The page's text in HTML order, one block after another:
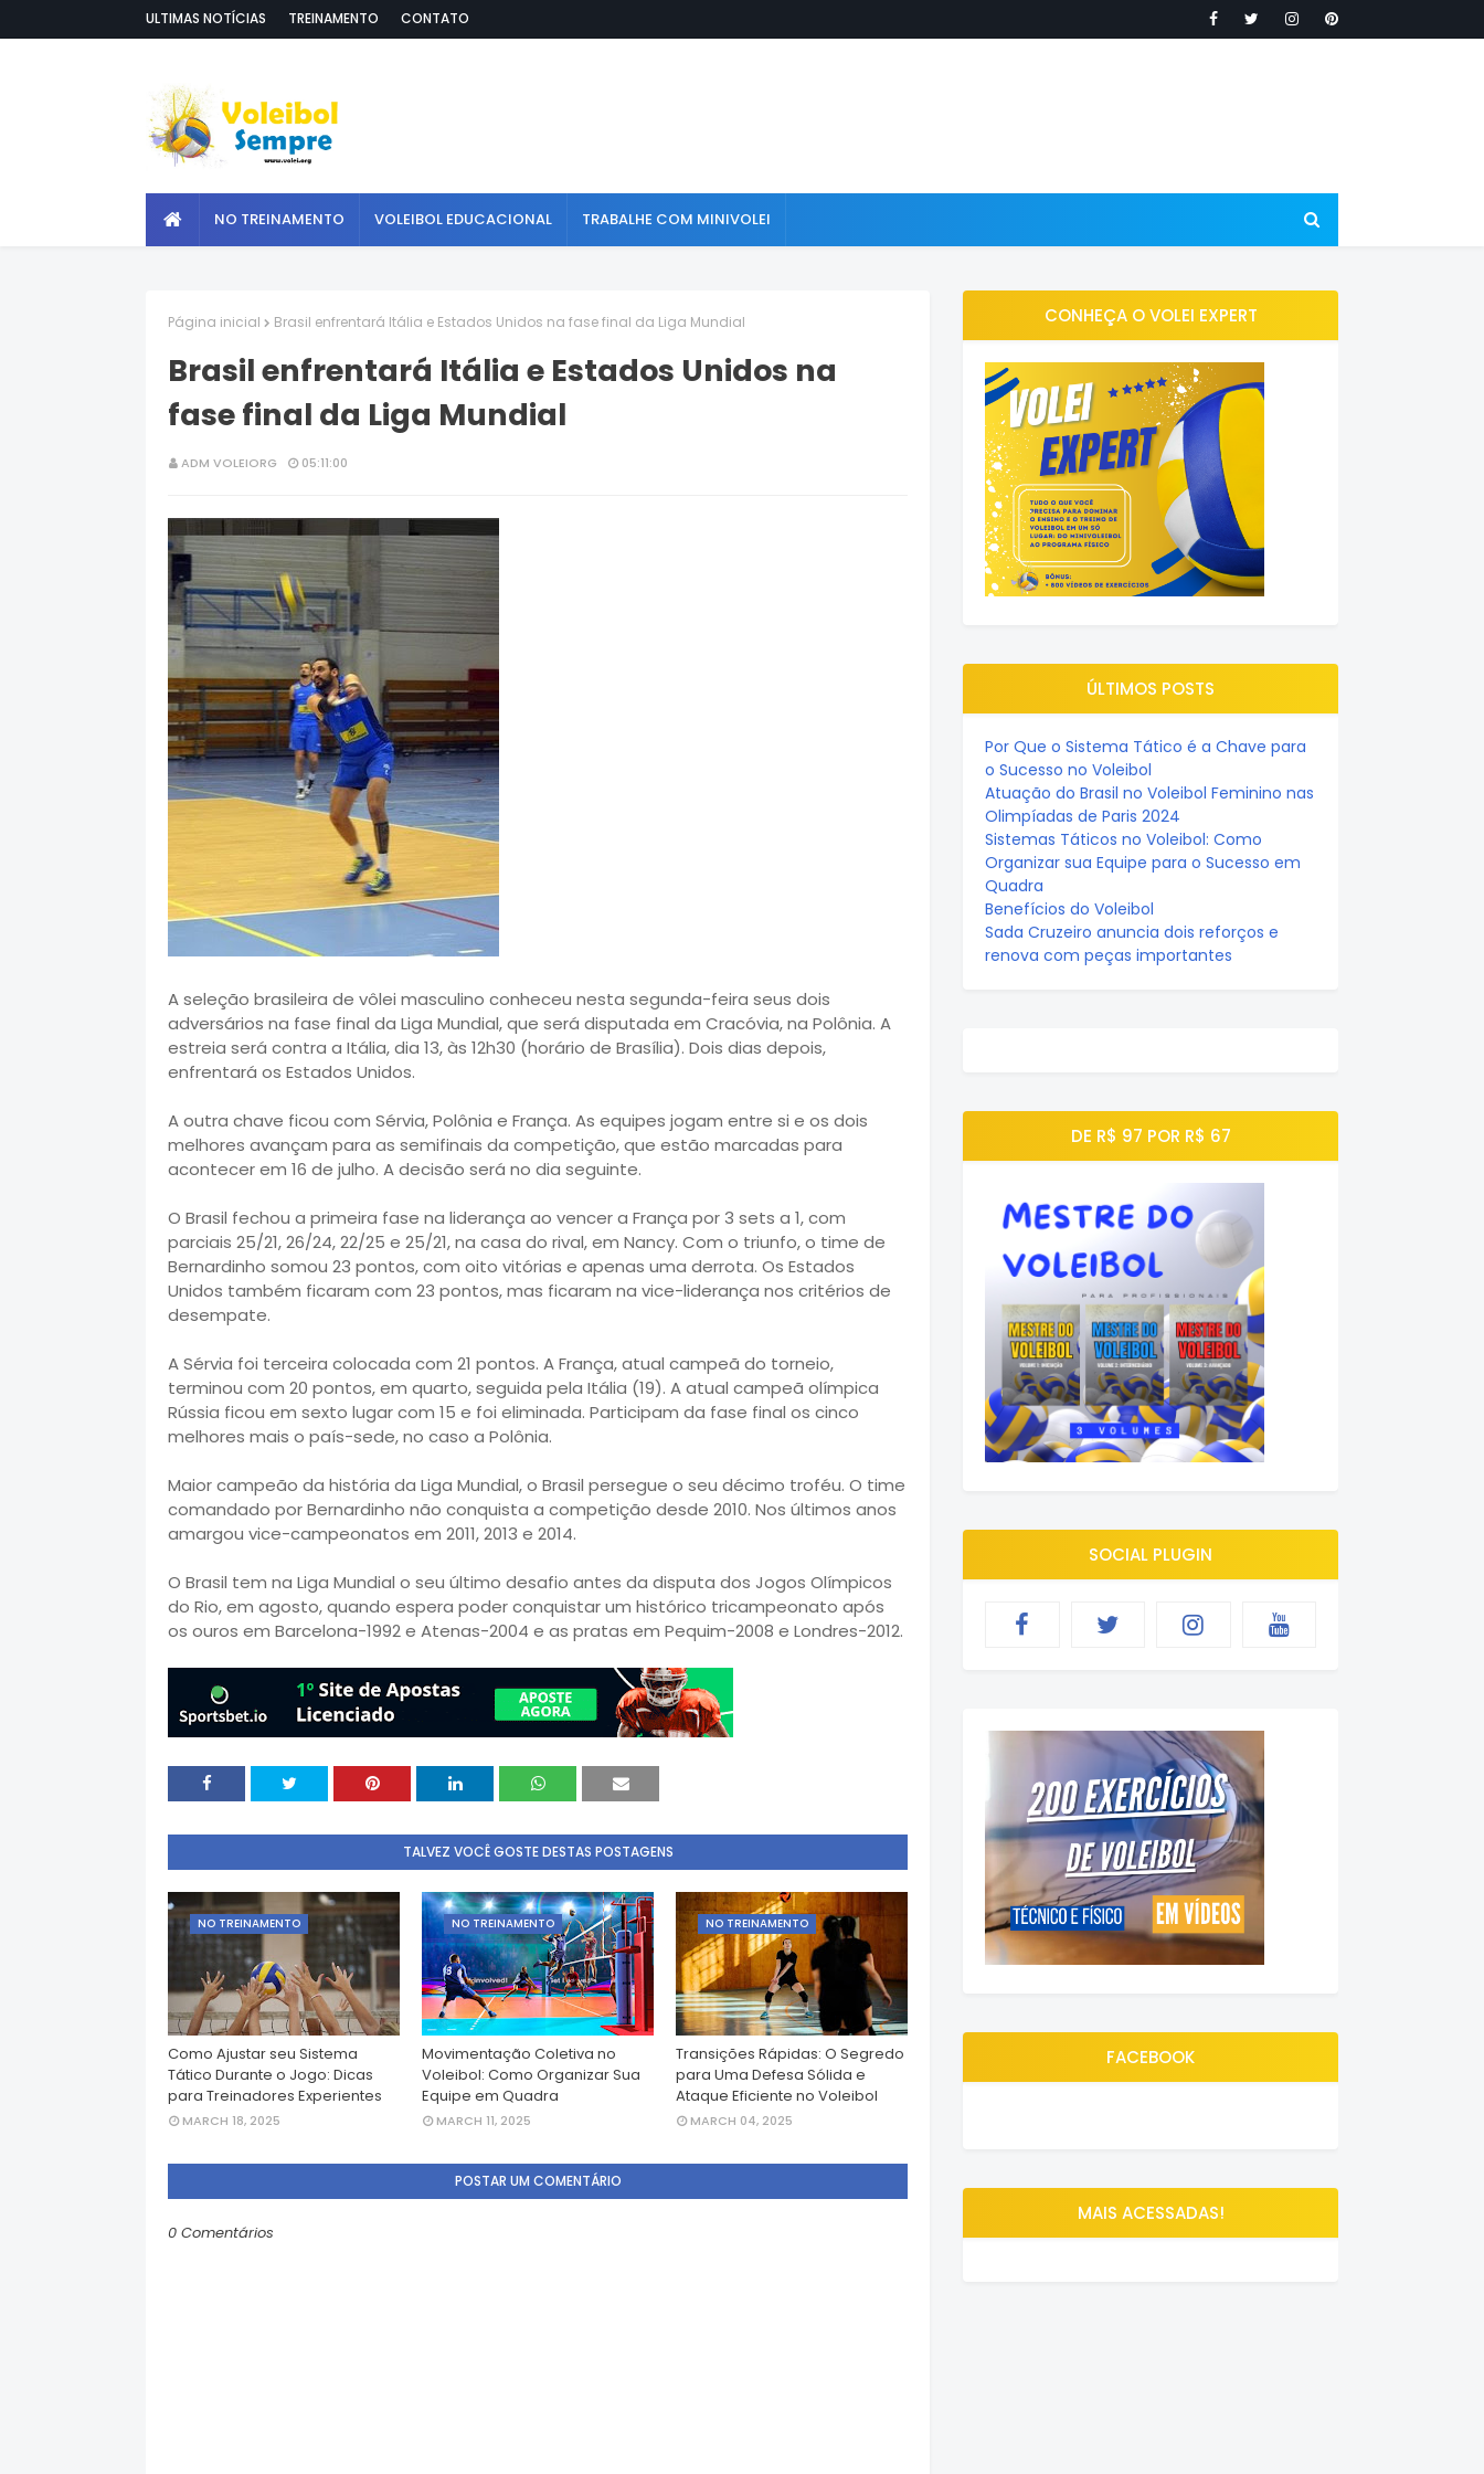
ULTIMAS NOTÍCIAS TREINAMENTO CONTATO
NO TREINAMENTO VOLEIBOL EDUCACIONAL TRABALHE COM MINIVOLEI
Página inicial Brasil enfrentará Itália e Estados Unidos na fase final da Liga Mundial
Brasil enfrentará Itália e Estados Unidos na
fase final da Liga Mundial
ADM VOLEIORG 05:11:00
A seleção brasileira de vôlei masculino conheceu nesta segunda-feira seus dois
adversários na fase final da Liga Mundial, que será disputada em Cracóvia, na Polônia. A
estreia será contra a Itália, dia 13, às 12h30 (horário de Brasília). Dois dias depois,
enfrentará os Estados Unidos.
A outra chave ficou com Sérvia, Polônia e França. As equipes jogam entre si e os dois
melhores avançam para as semifinais da competição, que estão marcadas para
acontecer em 16 de julho. A decisão será no dia seguinte.
O Brasil fechou a primeira fase na liderança ao vencer a França por 3 sets a 1, com
parciais 25/21, 26/24, 22/25 e 25/21, na casa do rival, em Nancy. Com o triunfo, o time de
Bernardinho somou 23 pontos, com oito vitórias e apenas uma derrota. Os Estados
Unidos também ficaram com 23 pontos, mas ficaram na vice-liderança nos critérios de
desempate.
A Sérvia foi terceira colocada com 21 pontos. A França, atual campeã do torneio,
terminou com 20 pontos, em quarto, seguida pela Itália (19). A atual campeã olímpica
Rússia ficou em sexto lugar com 15 e foi eliminada. Participam da fase final os cinco
melhores mais o país-sede, no caso a Polônia.
Maior campeão da história da Liga Mundial, o Brasil persegue o seu décimo troféu. O time
comandado por Bernardinho não conquista a competição desde 2010. Nos últimos anos
amargou vice-campeonatos em 2011, 2013 e 2014.
O Brasil tem na Liga Mundial o seu último desafio antes da disputa dos Jogos Olímpicos
do Rio, em agosto, quando espera poder conquistar um histórico tricampeonato após
os ouros em Barcelona-1992 e Atenas-2004 e as pratas em Pequim-2008 e Londres-2012.
TALVEZ VOCÊ GOSTE DESTAS POSTAGENS
NO TREINAMENTO
Como Ajustar seu Sistema
Tático Durante o Jogo: Dicas
para Treinadores Experientes
MARCH 18, 2025
NO TREINAMENTO
Movimentação Coletiva no
Voleibol: Como Organizar Sua
Equipe em Quadra
MARCH 11, 2025
NO TREINAMENTO
Transições Rápidas: O Segredo
para Uma Defesa Sólida e
Ataque Eficiente no Voleibol
MARCH 04, 2025
POSTAR UM COMENTÁRIO
0 Comentários
CONHEÇA O VOLEI EXPERT
ÚLTIMOS POSTS
Por Que o Sistema Tático é a Chave para
o Sucesso no Voleibol
Atuação do Brasil no Voleibol Feminino nas
Olimpíadas de Paris 2024
Sistemas Táticos no Voleibol: Como
Organizar sua Equipe para o Sucesso em
Quadra
Benefícios do Voleibol
Sada Cruzeiro anuncia dois reforços e
renova com peças importantes
DE R$ 97 POR R$ 67
SOCIAL PLUGIN
FACEBOOK
MAIS ACESSADAS!